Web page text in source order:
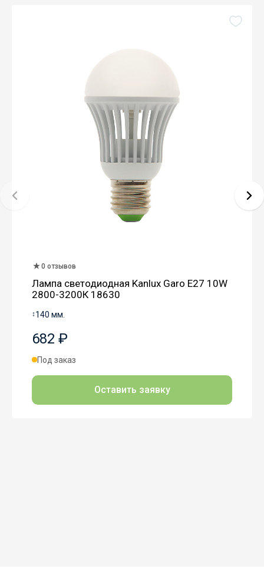
0 отзывов
Лампа светодиодная Kanlux Garo E27 10W
2800-3200К 18630
↕140 мм.
682 ₽
Под заказ
Оставить заявку